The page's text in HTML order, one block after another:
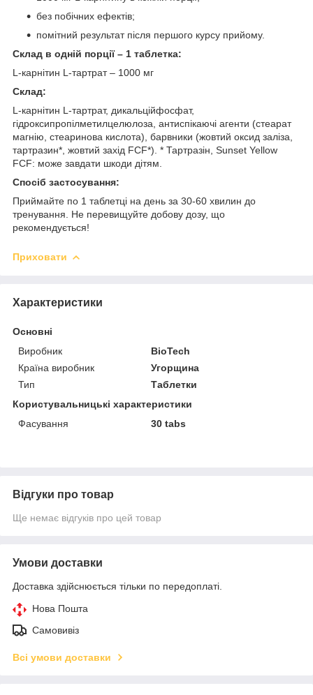
без побічних ефектів;
помітний результат після першого курсу прийому.
Склад в одній порції – 1 таблетка:
L-карнітин L-тартрат – 1000 мг
Склад:
L-карнітин L-тартрат, дикальційфосфат,
гідроксипропілметилцелюлоза, антиспікаючі агенти (стеарат
магнію, стеаринова кислота), барвники (жовтий оксид заліза,
тартразин*, жовтий захід FCF*). * Тартразін, Sunset Yellow
FCF: може завдати шкоди дітям.
Спосіб застосування:
Приймайте по 1 таблетці на день за 30-60 хвилин до
тренування. Не перевищуйте добову дозу, що
рекомендується!
Приховати
Характеристики
Основні
Виробник
BioTech
Країна виробник
Угорщина
Тип
Таблетки
Користувальницькі характеристики
Фасування
30 tabs
Відгуки про товар
Ще немає відгуків про цей товар
Умови доставки
Доставка здійснюється тільки по передоплаті.
Нова Пошта
Самовивіз
Всі умови доставки